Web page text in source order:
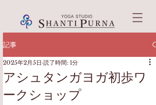
記事
アシュタンガヨガ初歩ワ
ークショップ
2025年2月5日 読了時間: 1分